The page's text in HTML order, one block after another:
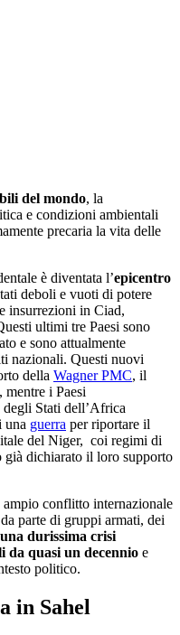
del mondo, la
e condizioni ambientali
precaria la vita delle
è diventata l’epicentro
deboli e vuoti di potere
insurrezioni in Ciad,
ultimi tre Paesi sono
e sono attualmente
nazionali. Questi nuovi
della Wagner PMC, il
i Paesi
Stati dell’Africa
una guerra per riportare il
del Niger, coi regimi di
già dichiarato il loro supporto
conflitto internazionale
parte di gruppi armati, dei
una durissima crisi
da quasi un decennio e
politico.
in Sahel